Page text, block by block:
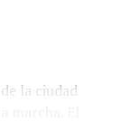
(no)
la ciudad